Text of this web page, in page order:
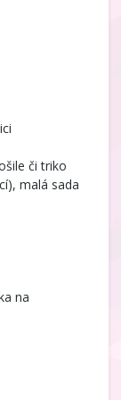
či triko
malá sada
na